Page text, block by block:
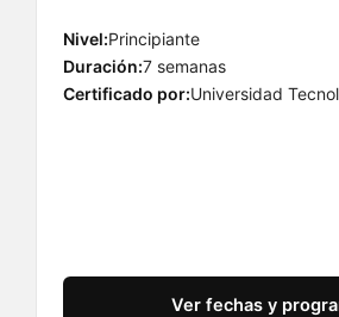
Nivel:Principiante
Duración:7 semanas
Certificado por:Universidad
Ver fechas y